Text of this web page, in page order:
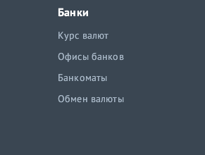
Банки
Курс валют
Офисы банков
Банкоматы
Обмен валюты